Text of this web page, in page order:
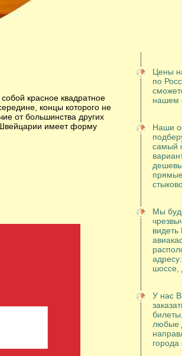
красное квадратное
концы которого не
от большинства других
имеет форму
Цены
по
нашем
Наши
самый
Мы
шоссе,
У нас
любые